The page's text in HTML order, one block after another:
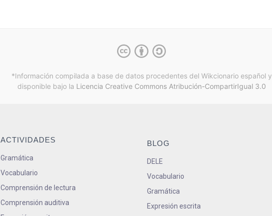
*Información compilada a base de datos procedentes del Wikcionario español y
disponible bajo la Licencia Creative Commons Atribución-CompartirIgual 3.0
ACTIVIDADES
Gramática
Vocabulario
Comprensión de lectura
Comprensión auditiva
BLOG
DELE
Vocabulario
Gramática
Expresión escrita